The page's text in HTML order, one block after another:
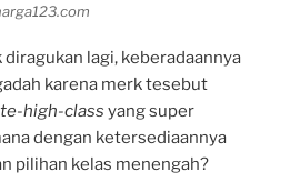
lagi, keberadaannya
karena merk tesebut
high-class yang super
dengan ketersediaannya
pilihan kelas menengah?